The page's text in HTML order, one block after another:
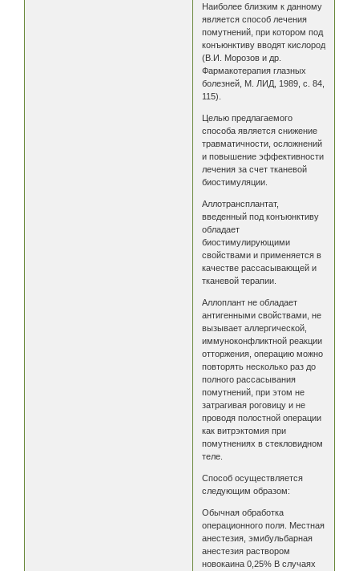
Наиболее близким к данному
является способ лечения
помутнений, при котором под
конъюнктиву вводят кислород
(В.И. Морозов и др.
Фармакотерапия глазных
болезней, М. ЛИД, 1989, с. 84,
115).
Целью предлагаемого
способа является снижение
травматичности, осложнений
и повышение эффективности
лечения за счет тканевой
биостимуляции.
Аллотрансплантат,
введенный под конъюнктиву
обладает
биостимулирующими
свойствами и применяется в
качестве рассасывающей и
тканевой терапии.
Аллоплант не обладает
антигенными свойствами, не
вызывает аллергической,
иммуноконфликтной реакции
отторжения, операцию можно
повторять несколько раз до
полного рассасывания
помутнений, при этом не
затрагивая роговицу и не
проводя полостной операции
как витрэктомия при
помутнениях в стекловидном
теле.
Способ осуществляется
следующим образом:
Обычная обработка
операционного поля. Местная
анестезия, эмибульбарная
анестезия раствором
новокаина 0,25% В случаях